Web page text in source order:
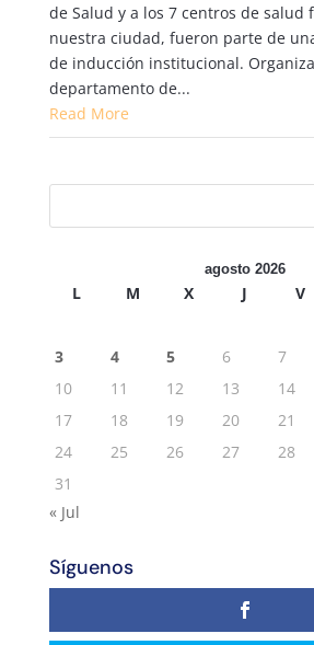
de Salud y a los 7 centros de salud
nuestra ciudad, fueron parte de
de inducción institucional.
departamento de...
Read More
agosto 2026
L M X J V
3
4 5 6 7
10
11 12 13 14
17
18 19 20 21
24
25 26 27 28
31
« Jul
Síguenos